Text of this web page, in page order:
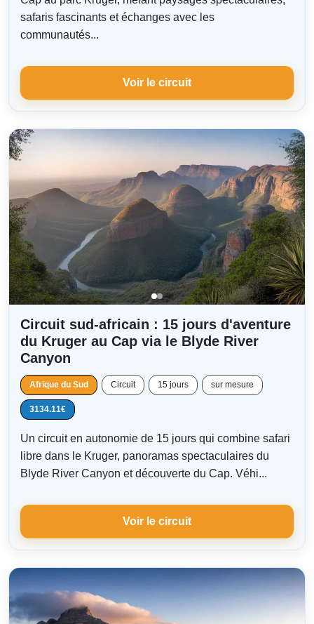
safaris fascinants et échanges avec les
communautés...
Voir le circuit
Circuit sud-africain : 15 jours d'aventure
du Kruger au Cap via le Blyde River
Canyon
Afrique du Sud Circuit 15 jours sur mesure
3134.11€
Un circuit en autonomie de 15 jours qui combine safari
libre dans le Kruger, panoramas spectaculaires du
Blyde River Canyon et découverte du Cap. Véhi...
Voir le circuit